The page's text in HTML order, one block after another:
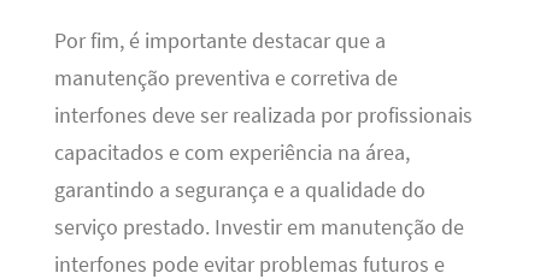
Por fim, é importante destacar que a
manutenção preventiva e corretiva de
interfones deve ser realizada por profissionais
capacitados e com experiência na área,
garantindo a segurança e a qualidade do
serviço prestado. Investir em manutenção de
interfones pode evitar problemas futuros e